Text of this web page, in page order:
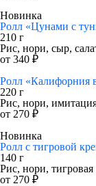
Новинка
Ролл «Цунами с
210 г
Рис, нори, сыр,
от 340 ₽
Ролл «Калифорния
220 г
Рис, нори,
от 270 ₽
Новинка
Ролл с тигровой
140 г
Рис, нори, тигровая
от 270 ₽